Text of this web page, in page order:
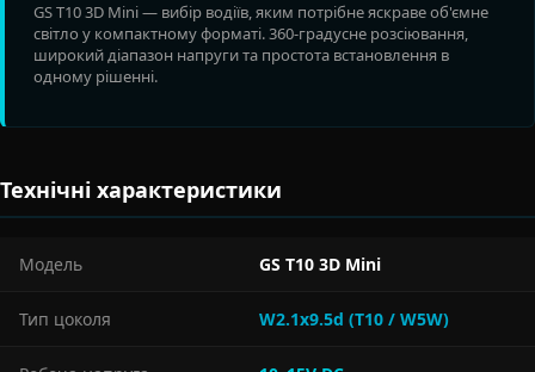
GS T10 3D Mini — вибір водіїв, яким потрібне яскраве об'ємне
світло у компактному форматі. 360-градусне розсіювання,
широкий діапазон напруги та простота встановлення в
одному рішенні.
Технічні характеристики
Модель GS T10 3D Mini
Тип цоколя W2.1x9.5d (T10 / W5W)